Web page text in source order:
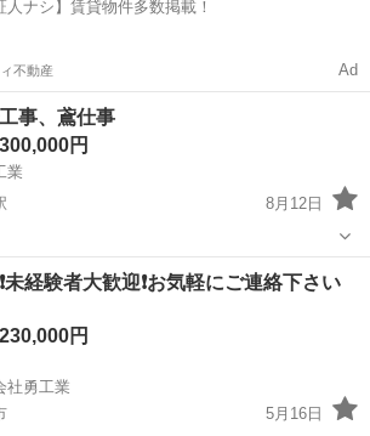
人ナシ】賃貸物件多数掲載！
不動産 Ad
事、鳶仕事
円
業
8月12日
駅 鳶職 鍛冶
未経験者大歓迎❗️お気軽にご連絡下さい
円
社勇工業
5月16日